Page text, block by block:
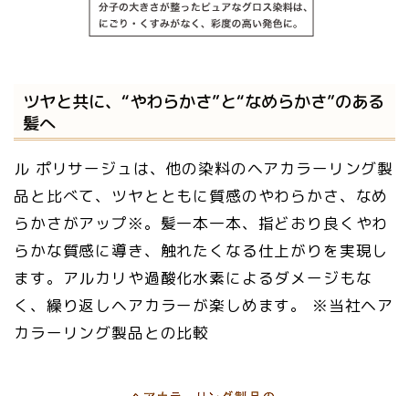
ツヤと共に、“やわらかさ”と“なめらかさ”のある
髪へ
ル ポリサージュは、他の染料のヘアカラーリング製
品と比べて、ツヤとともに質感のやわらかさ、なめ
らかさがアップ※。髪一本一本、指どおり良くやわ
らかな質感に導き、触れたくなる仕上がりを実現し
ます。アルカリや過酸化水素によるダメージもな
く、繰り返しヘアカラーが楽しめます。 ※当社ヘア
カラーリング製品との比較